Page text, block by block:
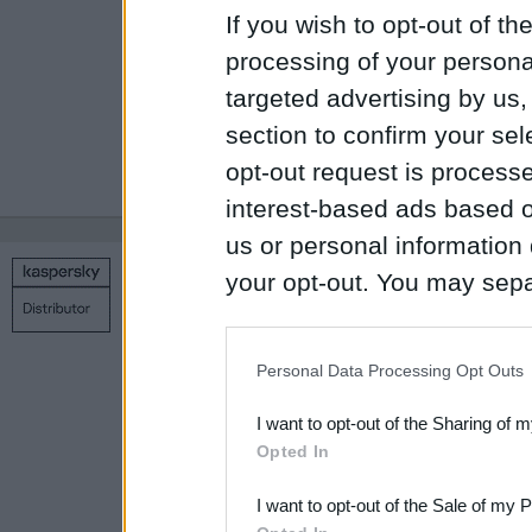
If you wish to opt-out of
processing of your
targeted advertising by
section to confirm your
opt-out request is
interest-based ads based
us or personal
your opt-out. You may
Downstream Participants
third parties.
Personal Data Processing Opt Outs
I want to opt-out of the Sharing of
Opted In
I want to opt-out of the Sale of my
спам.
1 2 3 4 5 … 8
Copyright © 1998 – 2026 SIA Datoru drošības tehnoloģijas